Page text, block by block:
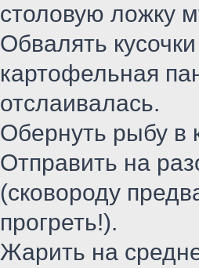
столовую ложку
Обвалять
картофельная
отслаивалась.
Обернуть рыбу в
Отправить на
(сковороду
прогреть!).
Жарить на